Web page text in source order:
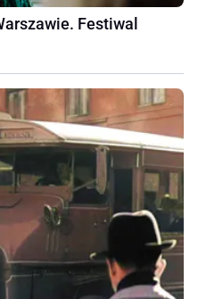
Festiwal